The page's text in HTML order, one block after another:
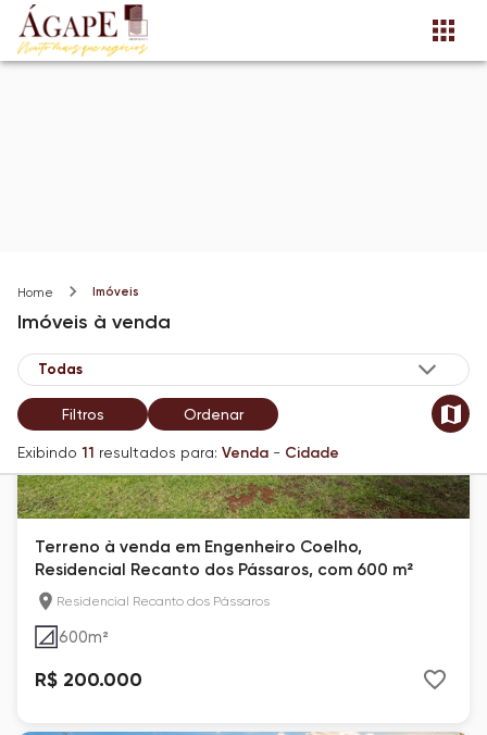
Home Imóveis
Imóveis à venda
Filtros Ordenar
Exibindo 11 resultados para: Venda - Cidade
Terreno à venda em Engenheiro Coelho,
Residencial Recanto dos Pássaros, com 600 m²
Residencial Recanto dos Pássaros
600m²
R$ 200.000